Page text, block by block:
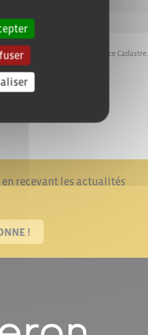
decadastre est édité par France Cadastre.
en recevant les actualités
!